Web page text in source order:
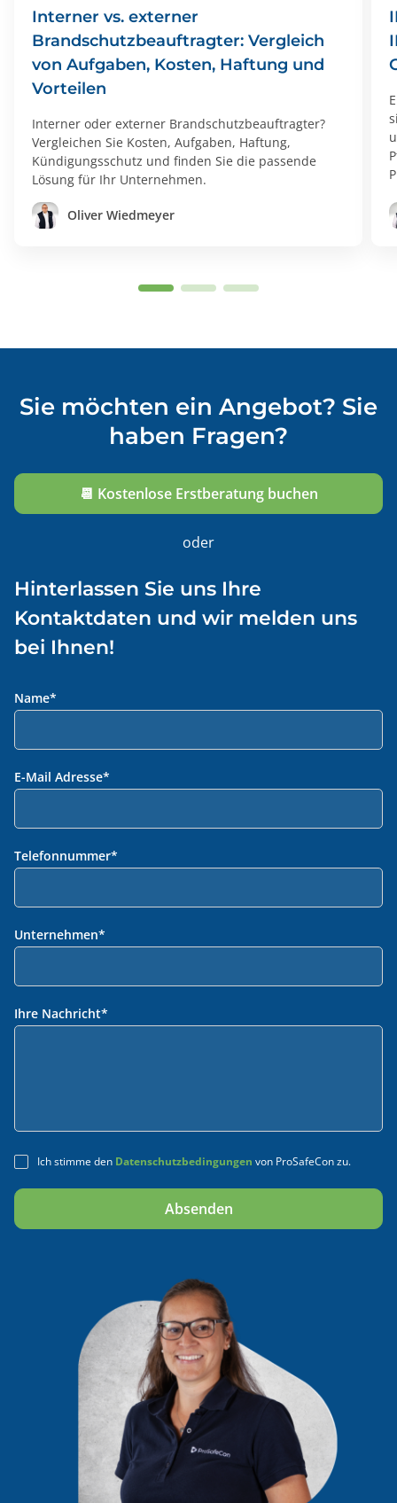
Interner vs. externer
Brandschutzbeauftragter: Vergleich
von Aufgaben, Kosten, Haftung und
Vorteilen
Interner oder externer Brandschutzbeauftragter?
Vergleichen Sie Kosten, Aufgaben, Haftung,
Kündigungsschutz und finden Sie die passende
Lösung für Ihr Unternehmen.
Oliver Wiedmeyer
Sie möchten ein Angebot? Sie
haben Fragen?
📆 Kostenlose Erstberatung buchen
oder
Hinterlassen Sie uns Ihre
Kontaktdaten und wir melden uns
bei Ihnen!
Name*
E-Mail Adresse*
Telefonnummer*
Unternehmen*
Ihre Nachricht*
Ich stimme den Datenschutzbedingungen von ProSafeCon zu.